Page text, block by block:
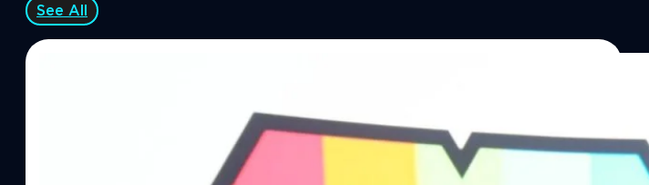
See All
SYNNEX โชว์กำไร Q2/69 โต 18% ลุย AI–Cloud–Green Energy สร้างฐาน